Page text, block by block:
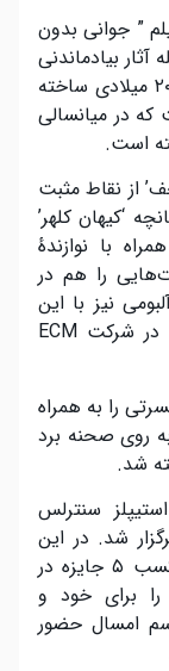
” جوانی بدون
بیادماندنی
اوست. ‘جوانی بدون جوانی’ که در سال ۲۰۰۷ میلادی ساخته
در میانسالی
است.
از نقاط مثبت
‘کیهان کلهر’
با نوازندهٔ
را هم در
نیز با این
نوازنده کورد ترکیه ایی به نام The Wind در شرکت ECM
سال ۲۰۰۸ میلادی کنسرتی را به همراه
روی صحنه برد
شد.
سنترلس
شد. در این
مراسم ادل، خواننده محبوب و مشهور با کسب ۵ جایزه در
برای خود و
امسال حضور